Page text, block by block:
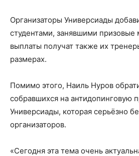
Организаторы Универсиады
студентами, занявшими
выплаты получат также их
размерах.
Помимо этого, Наиль Нуров
собравшихся на антидопинговую
Универсиады, которая серьёзно
организаторов.
«Сегодня эта тема очень